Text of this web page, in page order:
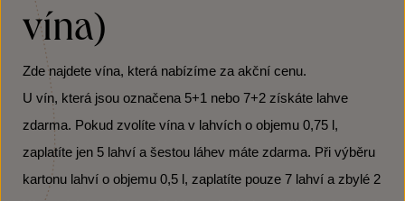
vína)
Zde najdete vína, která nabízíme za akční cenu.
U vín, která jsou označena 5+1 nebo 7+2 získáte lahve
zdarma. Pokud zvolíte vína v lahvích o objemu 0,75 l,
zaplatíte jen 5 lahví a šestou láhev máte zdarma. Při výběru
kartonu lahví o objemu 0,5 l, zaplatíte pouze 7 lahví a zbylé 2